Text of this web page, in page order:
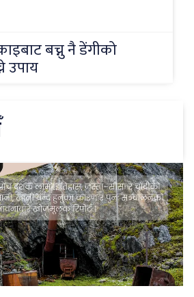
बच्नु नै डेंगीको
उपाय